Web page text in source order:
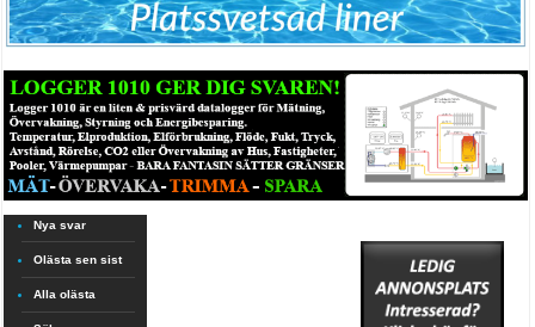
Nya svar
Olästa sen sist
Alla olästa